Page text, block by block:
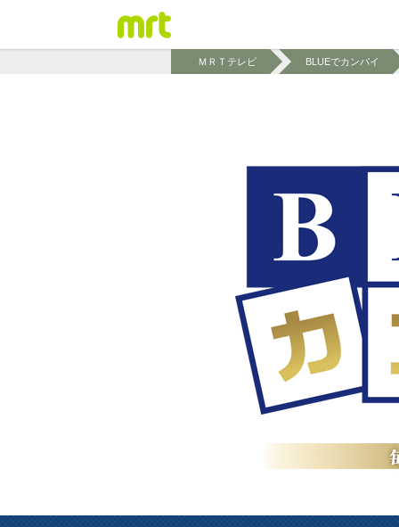
ＭＲＴテレビ BLUEでカンパイ